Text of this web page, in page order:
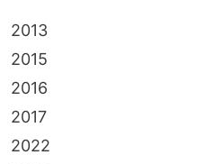
2013
2015
2016
2017
2022